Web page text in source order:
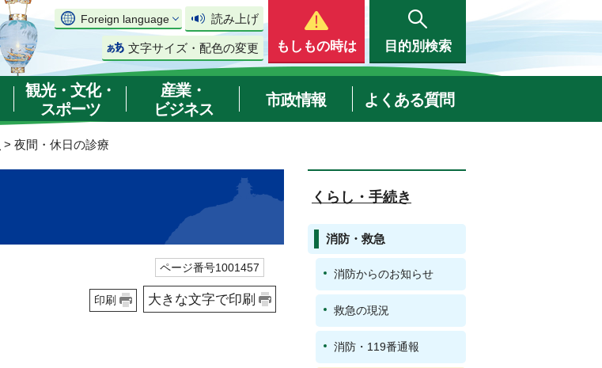
Foreign language 読み上げ
文字サイズ・配色の変更 もしもの時は 目的別検索
観光・文化・
スポーツ
産業・
ビジネス
市政情報 よくある質問
> 夜間・休日の診療
ページ番号1001457
印刷 大きな文字で印刷
くらし・手続き
消防・救急
消防からのお知らせ
救急の現況
消防・119番通報